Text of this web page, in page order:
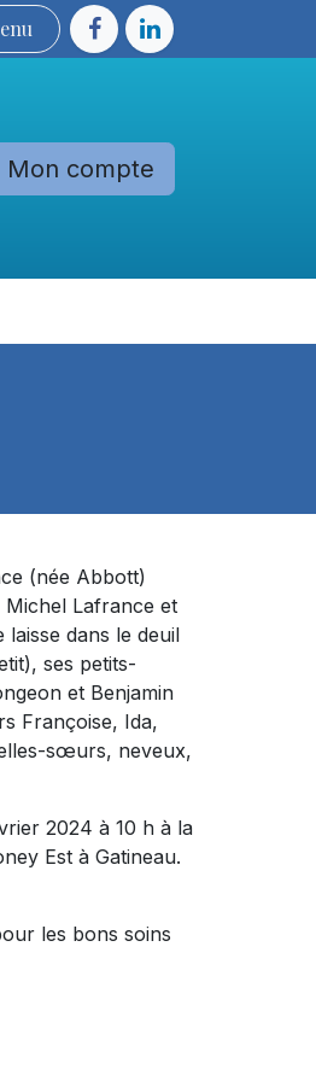
Mon compte
(née Abbott)
Michel Lafrance et
dans le deuil
ses petits-
et Benjamin
Françoise, Ida,
sœurs, neveux,
2024 à 10 h à la
Est à Gatineau.
les bons soins